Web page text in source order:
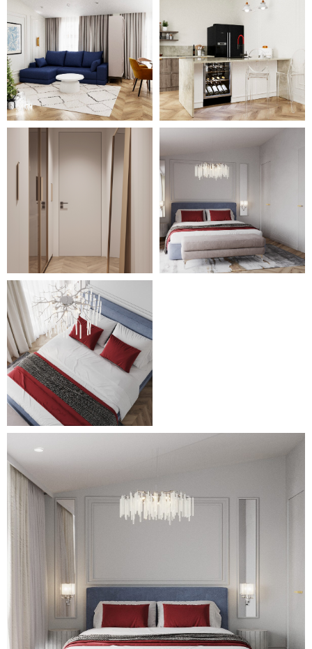
цвета, в кухне – горчичные
мягкие стулья, в спальне –
разноцветный текстиль.
Оригинальным элементом
квартиры выступает весьма
просторная терраса с
прозрачными перегородками,
визуально увеличивающими
пространство, и деревянным
оформлением стен и пола. С
помощью деревянной мебели и
крупных горшечных растений
она превратилась в уютный
природный уголок отдыха
посреди городской застройки.